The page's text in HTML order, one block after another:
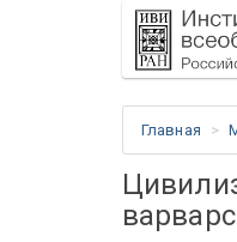
Главная